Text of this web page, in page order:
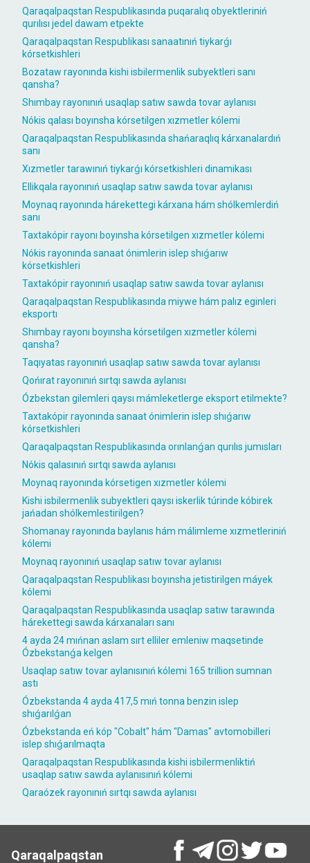
Qaraqalpaqstan Respublikasında puqaralıq obyektleriniń
qurılısı jedel dawam etpekte
Qaraqalpaqstan Respublikası sanaatınıń tiykarǵı
kórsetkishleri
Bozataw rayonında kishi isbilermenlik subyektleri sanı
qansha?
Shımbay rayonınıń usaqlap satıw sawda tovar aylanısı
Nókis qalası boyınsha kórsetilgen xızmetler kólemi
Qaraqalpaqstan Respublikasında shańaraqlıq kárxanalardıń
sanı
Xızmetler tarawınıń tiykarǵı kórsetkishleri dinamikası
Ellikqala rayonınıń usaqlap satıw sawda tovar aylanısı
Moynaq rayonında hárekettegi kárxana hám shólkemlerdiń
sanı
Taxtakópir rayonı boyınsha kórsetilgen xızmetler kólemi
Nókis rayonında sanaat ónimlerin islep shıǵarıw
kórsetkishleri
Taxtakópir rayonınıń usaqlap satıw sawda tovar aylanısı
Qaraqalpaqstan Respublikasında miywe hám palız eginleri
eksportı
Shımbay rayonı boyınsha kórsetilgen xızmetler kólemi
qansha?
Taqıyatas rayonınıń usaqlap satıw sawda tovar aylanısı
Qońırat rayonınıń sırtqı sawda aylanısı
Ózbekstan gilemleri qaysı mámleketlerge eksport etilmekte?
Taxtakópir rayonında sanaat ónimlerin islep shıǵarıw
kórsetkishleri
Qaraqalpaqstan Respublikasında orınlanǵan qurılıs jumısları
Nókis qalasınıń sırtqı sawda aylanısı
Moynaq rayonında kórsetigen xızmetler kólemi
Kishi isbilermenlik subyektleri qaysı iskerlik túrinde kóbirek
jańadan shólkemlestirilgen?
Shomanay rayonında baylanıs hám málimleme xızmetleriniń
kólemi
Moynaq rayonınıń usaqlap satıw tovar aylanısı
Qaraqalpaqstan Respublikası boyınsha jetistirilgen máyek
kólemi
Qaraqalpaqstan Respublikasında usaqlap satıw tarawında
hárekettegi sawda kárxanaları sanı
4 ayda 24 mıńnan aslam sırt elliler emleniw maqsetinde
Ózbekstanǵa kelgen
Usaqlap satıw tovar aylanısınıń kólemi 165 trillion sumnan
astı
Ózbekstanda 4 ayda 417,5 mıń tonna benzin islep
shıǵarılǵan
Ózbekstanda eń kóp "Cobalt" hám "Damas" avtomobilleri
islep shıǵarılmaqta
Qaraqalpaqstan Respublikasında kishi isbilermenliktiń
usaqlap satıw sawda aylanısınıń kólemi
Qaraózek rayonınıń sırtqı sawda aylanısı
Qaraqalpaqstan